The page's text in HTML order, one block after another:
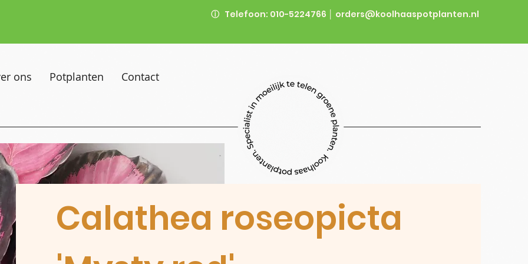
ⓘ Telefoon: 010-5224766 │ orders@koolhaaspotplanten.nl
ons Potplanten Contact
Calathea roseopicta